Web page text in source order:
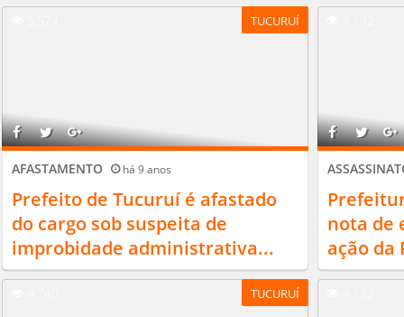
TUCURUÍ
AFASTAMENTO há 9 anos
Prefeito de Tucuruí é afastado
do cargo sob suspeita de
improbidade administrativa...
nota de
ação da
TUCURUÍ